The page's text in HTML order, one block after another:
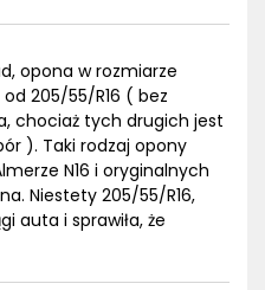
opona w rozmiarze
od 205/55/R16 ( bez
chociaż tych drugich jest
). Taki rodzaj opony
N16 i oryginalnych
Niestety 205/55/R16,
auta i sprawiła, że